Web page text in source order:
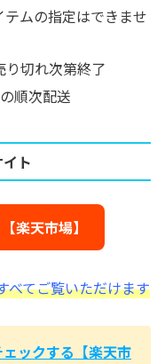
テムの指定はできませ
り切れ次第終了
順次配送
ト
楽天市場】
てご覧いただけます
ックする【楽天市